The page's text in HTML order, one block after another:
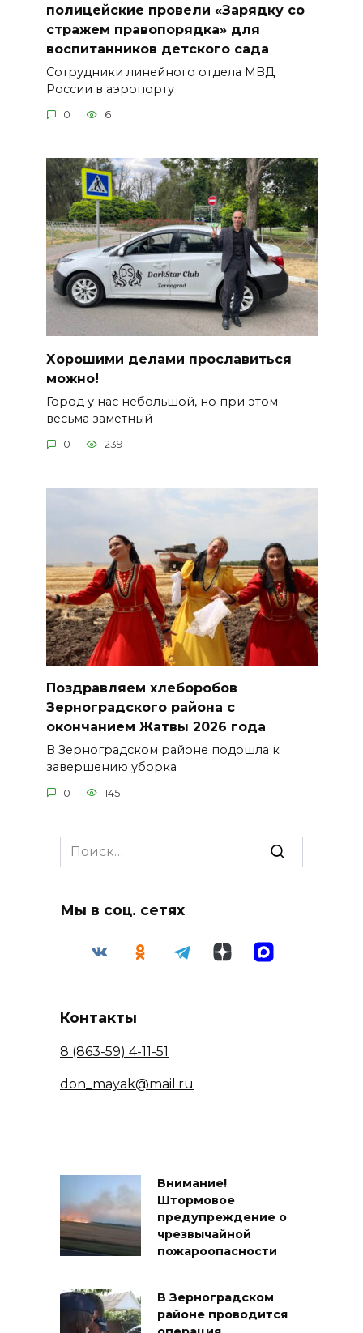
полицейские провели «Зарядку со
стражем правопорядка» для
воспитанников детского сада
Сотрудники линейного отдела МВД
России в аэропорту
0 6
Хорошими делами прославиться
можно!
Город у нас небольшой, но при этом
весьма заметный
0 239
Поздравляем хлеборобов
Зерноградского района с
окончанием Жатвы 2026 года
В Зерноградском районе подошла к
завершению уборка
0 145
Search
for:
Мы в соц. сетях
Контакты
8 (863-59) 4-11-51
don_mayak@mail.ru
Внимание!
Штормовое
предупреждение о
чрезвычайной
пожароопасности
В Зерноградском
районе проводится